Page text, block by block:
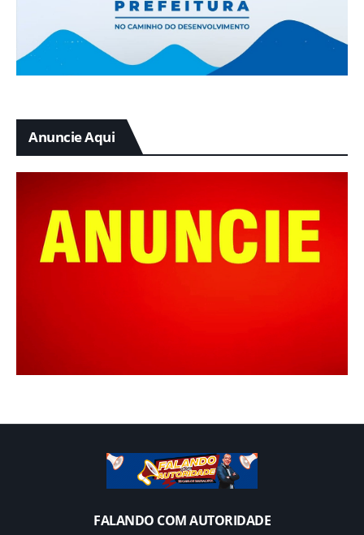
Anuncie Aqui
FALANDO COM AUTORIDADE